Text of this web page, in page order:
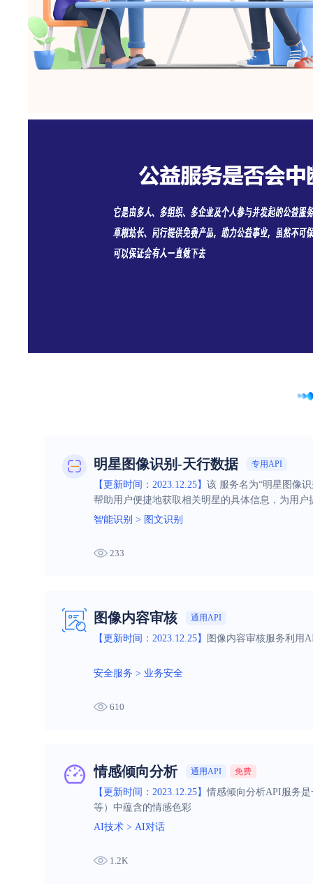
明星图像识别-天行数据 专用API
【更新时间：2023.12.25】 该 服务名为“明星图像
帮助用户便捷地获取相关明星的具体信息，为用
智能识别 > 图文识别
233
图像内容审核 通用API
【更新时间：2023.12.25】 图像内容审核服务利用
安全服务 > 业务安全
610
情感倾向分析 通用API 免费
【更新时间：2023.12.25】情感倾向分析API服务
等）中蕴含的情感色彩
AI技术 > AI对话
1.2K